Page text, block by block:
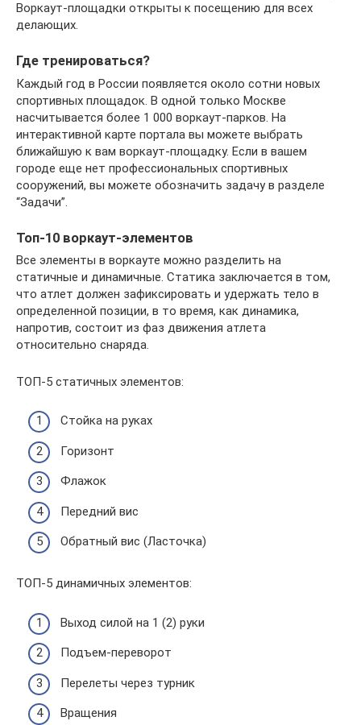
Воркаут-площадки открыты к посещению для всех
делающих.
Где тренироваться?
Каждый год в России появляется около сотни новых
спортивных площадок. В одной только Москве
насчитывается более 1 000 воркаут-парков. На
интерактивной карте портала вы можете выбрать
ближайшую к вам воркаут-площадку. Если в вашем
городе еще нет профессиональных спортивных
сооружений, вы можете обозначить задачу в разделе
“Задачи”.
Топ-10 воркаут-элементов
Все элементы в воркауте можно разделить на
статичные и динамичные. Статика заключается в том,
что атлет должен зафиксировать и удержать тело в
определенной позиции, в то время, как динамика,
напротив, состоит из фаз движения атлета
относительно снаряда.
ТОП-5 статичных элементов:
Стойка на руках
Горизонт
Флажок
Передний вис
Обратный вис (Ласточка)
ТОП-5 динамичных элементов:
Выход силой на 1 (2) руки
Подъем-переворот
Перелеты через турник
Вращения